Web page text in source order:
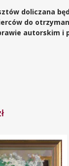
doliczana
do
autorskim i